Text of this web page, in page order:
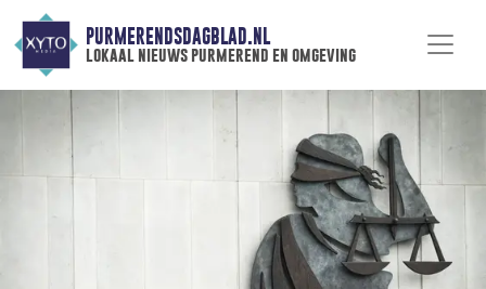
PURMERENDSDAGBLAD.NL
lokaal nieuws purmerend en omgeving